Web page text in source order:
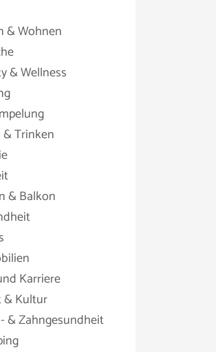
& Wohnen
& Wellness
& Trinken
& Balkon
Karriere
& Kultur
& Zahngesundheit